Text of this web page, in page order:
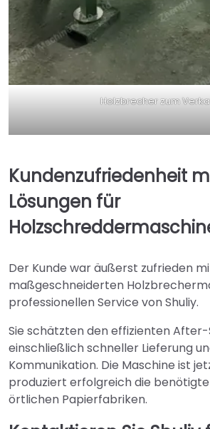
Holzbrecher zum
Kundenzufriedenheit
Lösungen für
Der Kunde war äußerst zufrieden
maßgeschneiderten
professionellen Service von Shuliy.
Sie schätzten den effizienten
einschließlich schneller Lieferung
Kommunikation. Die Maschine ist
produziert erfolgreich die
örtlichen Papierfabriken.